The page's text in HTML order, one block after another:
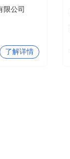
限公司
了解详情